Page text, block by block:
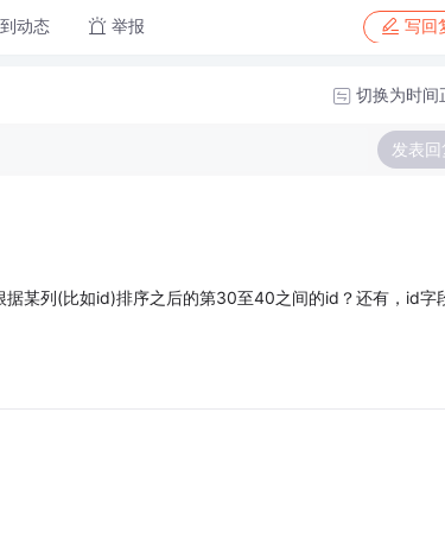
动态 举报 写回
切换为时间
发表回
某列(比如id)排序之后的第30至40之间的id？还有，id字